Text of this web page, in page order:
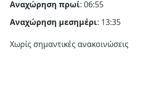
Αναχώρηση πρωί: 06:55
Αναχώρηση μεσημέρι: 13:35
Χωρίς σημαντικές ανακοινώσεις